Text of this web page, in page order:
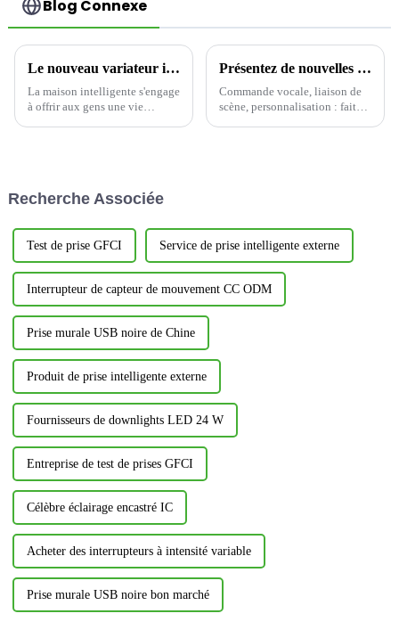
Blog Connexe
Le nouveau variateur intelligent YSDM101 : une révolution dans le contrôle de l'éclairage domestique intelligent
La maison intelligente s'engage
à offrir aux gens une vie
de la commodité...
Présentez de nouvelles solutions de maison intelligente qui redéfinissent le confort de vie
Commande vocale, liaison de
scène, personnalisation : faites
Recherche Associée
Test de prise GFCI Service de prise intelligente externe
Interrupteur de capteur de mouvement CC ODM
Prise murale USB noire de Chine
Produit de prise intelligente externe
Fournisseurs de downlights LED 24 W
Entreprise de test de prises GFCI
Célèbre éclairage encastré IC
Acheter des interrupteurs à intensité variable
Prise murale USB noire bon marché